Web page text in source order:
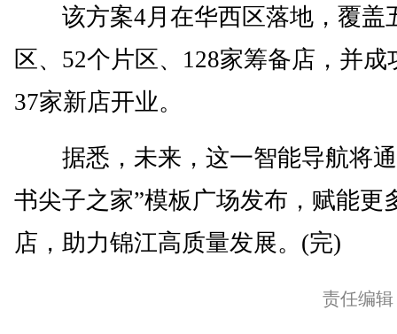
该方案4月在华西区落地，覆盖
区、52个片区、128家筹备店，并成
37家新店开业。
据悉，未来，这一智能导航将通
书尖子之家”模板广场发布，赋能更
店，助力锦江高质量发展。(完)
责任编